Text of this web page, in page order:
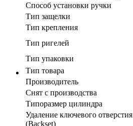
Способ установки ручки
Тип защелки
Тип крепления
Тип ригелей
Тип упаковки
Тип товара
Производитель
Cнят с производства
Типоразмер цилиндра
Удаление ключевого отверстия
(Backset)